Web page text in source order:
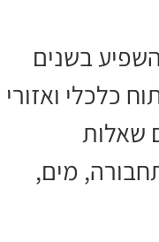
בשנים
כלכלי ואזורי
שאלות
מים,